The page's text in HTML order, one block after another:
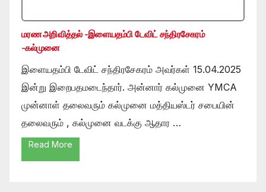
மரண அறிவித்தல் -இளையதம்பி டேவிட் சந்திரசேகரம்
-கல்முனை
இளையதம்பி டேவிட் சந்திரசேகரம் அவர்கள் 15.04.2025
இன்று இறைபதமடைந்தார். அன்னார் கல்முனை YMCA
முன்னாள் தலைவரும் கல்முனை மத்தியஸ்டர் சபையின்
தலைவரும் , கல்முனை வடக்கு ஆதார …
Read More